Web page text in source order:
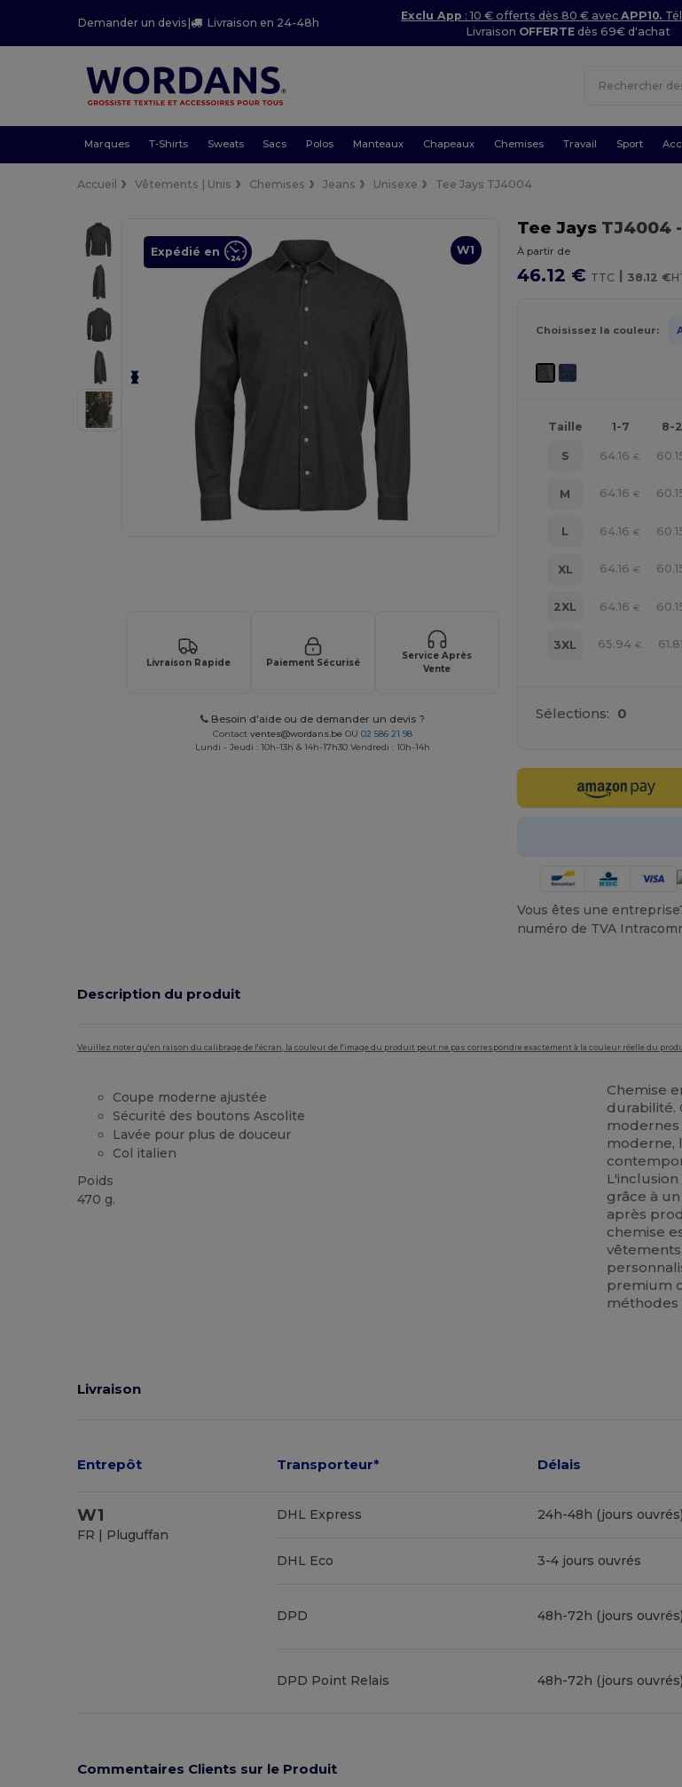
Demander un devis | Livraison en 24-48h
Exclu App : 10 € offerts dès 80 € avecAPP10.
Livraison OFFERTE dès 69€ d'achat
Marques T-Shirts Sweats Sacs Polos Manteaux Chapeaux Chemises Travail Sport
Accueil Vêtements | Unis Chemises Jeans Unisexe Tee Jays TJ4004
W1
Expédié en
Livraison Rapide Paiement Sécurisé
Service Après
Vente
Besoin d'aide ou de demander un devis ?
Contactventes@wordans.be OU02 586 21 98
Lundi - Jeudi : 10h-13h & 14h-17h30 Vendredi : 10h-14h
Tee JaysTJ4004
À partir de
46.12 € TTC | 38.12 €
Choisissez la couleur:
Taille 1-7 8-
S 64.16 €
M 64.16 €
L 64.16 €
XL 64.16 €
2XL 64.16 €
3XL 65.94 € 61.81
Sélections: 0
Vous êtes une
numéro de TVA
Description du produit
Veuillez noter qu'en raison du calibrage de l'écran, la couleur de l'image du produit peut ne pas correspondre exactement à la couleur réelle du
Coupe moderne ajustée
Sécurité des boutons Ascolite
Lavée pour plus de douceur
Col italien
Poids
470 g.
Chemise
durabilité.
modernes
moderne,
grâce à
après
chemise
premium
méthodes
Livraison
Entrepôt Transporteur* Délais
W1
FR | Pluguffan
DHL Express 24h-48h (jours ouvrés)
DHL Eco 3-4 jours ouvrés
DPD 48h-72h (jours ouvrés)
DPD Point Relais 48h-72h (jours ouvrés)
Commentaires Clients sur le Produit